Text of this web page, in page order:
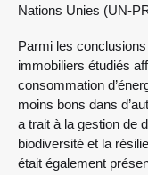
Nations Unies (UN-
Parmi les
immobiliers étudiés
consommation
moins bons dans
a trait à la gestion de
biodiversité et la
était également